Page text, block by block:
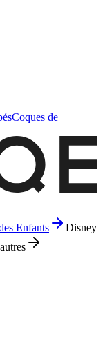
Coques de
Enfants
Disney